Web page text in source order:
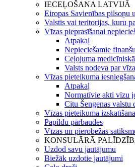
IECEĻOŠANA LATVIJĀ
Eiropas Savienības pilsoņu
Valstis vai teritorijas, kuru
Vīzas pieprasīšanai
Atpakaļ
Nepieciešamie
Ceļojuma
Valsts nodeva par
Vīzas pieteikuma
Atpakaļ
Normatīvie akti vīzu
Citu Šengenas valstu
Vīzas pieteikuma izskatīšana
Papildu pārbaudes
Vīzas un pierobežas
KONSULĀRĀ
Uzdod savu jautājumu
Biežāk uzdotie jautājumi